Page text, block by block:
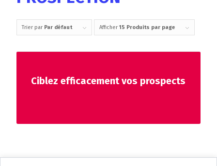
Trier par Par défaut Afficher 15 Produits par page
Ciblez efficacement vos prospects